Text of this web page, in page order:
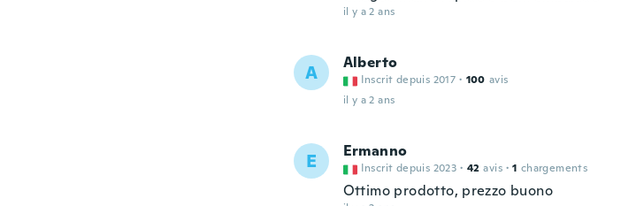
il y a 2 ans
A Alberto
Inscrit depuis 2017 · 100 avis
il y a 2 ans
E Ermanno
Inscrit depuis 2023 · 42 avis · 1 chargements
Ottimo prodotto, prezzo buono